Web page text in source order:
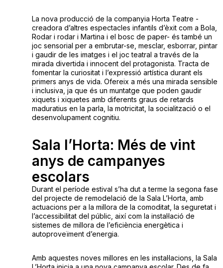
La nova producció de la companyia Horta Teatre -
creadora d’altres espectacles infantils d’èxit com a Bola,
Rodar i rodar i Martina i el bosc de paper- és també un
joc sensorial per a embrutar-se, mesclar, esborrar, pintar
i gaudir de les imatges i el joc teatral a través de la
mirada divertida i innocent del protagonista. Tracta de
fomentar la curiositat i l’expressió artística durant els
primers anys de vida. Ofereix a més una mirada sensible
i inclusiva, ja que és un muntatge que poden gaudir
xiquets i xiquetes amb diferents graus de retards
maduratius en la parla, la motricitat, la socialització o el
desenvolupament cognitiu.
Sala l’Horta: Més de vint
anys de campanyes
escolars
Durant el període estival s’ha dut a terme la segona fase
del projecte de remodelació de la Sala L’Horta, amb
actuacions per a la millora de la comoditat, la seguretat i
l’accessibilitat del públic, així com la instal·lació de
sistemes de millora de l’eficiència energètica i
autoproveïment d’energia.
Amb aquestes noves millores en les instal·lacions, la Sala